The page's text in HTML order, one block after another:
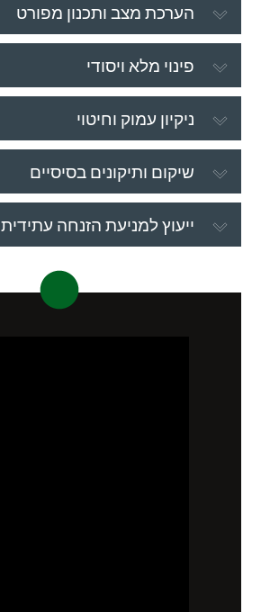
הערכת מצב ותכנון מפורט
פינוי מלא ויסודי
ניקיון עמוק וחיטוי
שיקום ותיקונים בסיסיים
ייעוץ למניעת הזנחה עתידית